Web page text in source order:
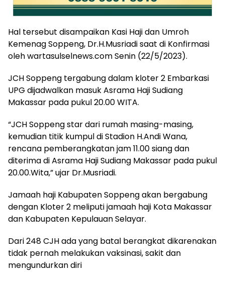
Hal tersebut disampaikan Kasi Haji dan Umroh
Kemenag Soppeng, Dr.H.Musriadi saat di Konfirmasi
oleh wartasulselnews.com Senin (22/5/2023).
JCH Soppeng tergabung dalam kloter 2 Embarkasi
UPG dijadwalkan masuk Asrama Haji Sudiang
Makassar pada pukul 20.00 WITA.
“JCH Soppeng star dari rumah masing-masing,
kemudian titik kumpul di Stadion H.Andi Wana,
rencana pemberangkatan jam 11.00 siang dan
diterima di Asrama Haji Sudiang Makassar pada pukul
20.00.Wita,” ujar Dr.Musriadi.
Jamaah haji Kabupaten Soppeng akan bergabung
dengan Kloter 2 meliputi jamaah haji Kota Makassar
dan Kabupaten Kepulauan Selayar.
Dari 248 CJH ada yang batal berangkat dikarenakan
tidak pernah melakukan vaksinasi, sakit dan
mengundurkan diri